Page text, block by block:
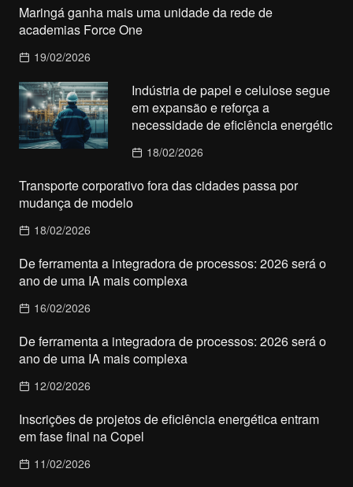
Maringá ganha mais uma unidade da rede de
academias Force One
19/02/2026
Indústria de papel e celulose segue
em expansão e reforça a
necessidade de eficiência energétic
18/02/2026
Transporte corporativo fora das cidades passa por
mudança de modelo
18/02/2026
De ferramenta a integradora de processos: 2026 será o
ano de uma IA mais complexa
16/02/2026
De ferramenta a integradora de processos: 2026 será o
ano de uma IA mais complexa
12/02/2026
Inscrições de projetos de eficiência energética entram
em fase final na Copel
11/02/2026